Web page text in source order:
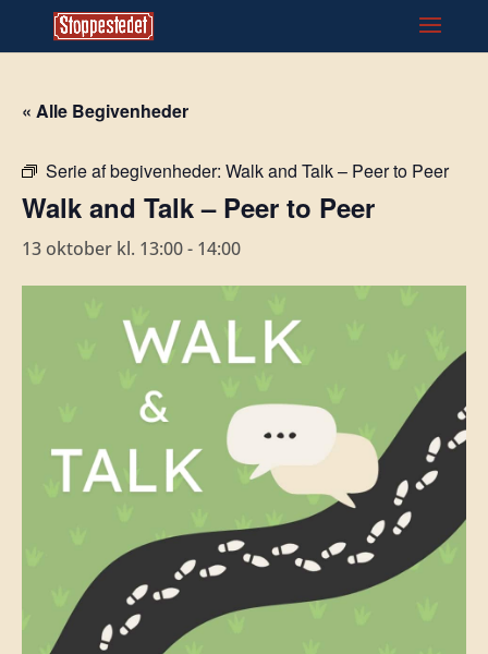
« Alle Begivenheder
Serie af begivenheder: Walk and Talk – Peer to Peer
Walk and Talk – Peer to Peer
13 oktober kl. 13:00- 14:00